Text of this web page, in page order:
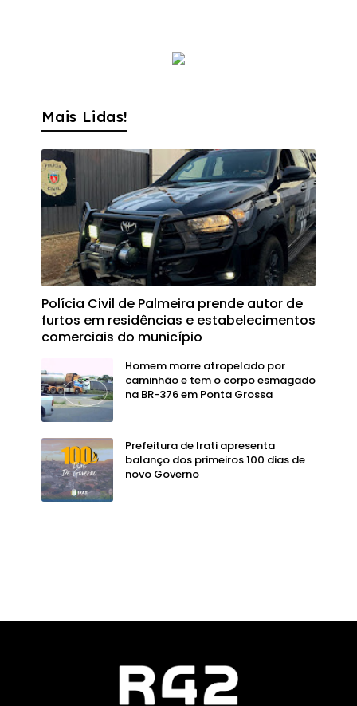
Mais Lidas!
Polícia Civil de Palmeira prende autor de
furtos em residências e estabelecimentos
comerciais do município
Homem morre atropelado por
caminhão e tem o corpo esmagado
na BR-376 em Ponta Grossa
Prefeitura de Irati apresenta
balanço dos primeiros 100 dias de
novo Governo